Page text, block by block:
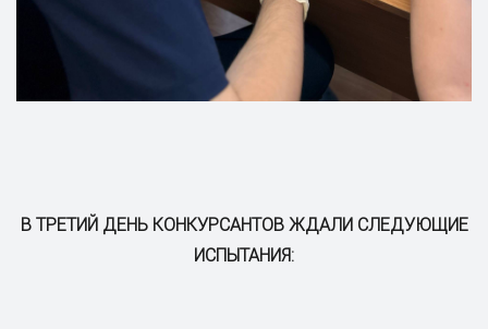
В ТРЕТИЙ ДЕНЬ КОНКУРСАНТОВ ЖДАЛИ СЛЕДУЮЩИЕ
ИСПЫТАНИЯ: